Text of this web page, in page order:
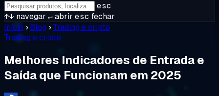
esc
↑↓ navegar ↵abrir esc fechar
Início › Blog › Trading e cripto
Trading e cripto
Melhores Indicadores de Entrada e
Saída que Funcionam em 2025